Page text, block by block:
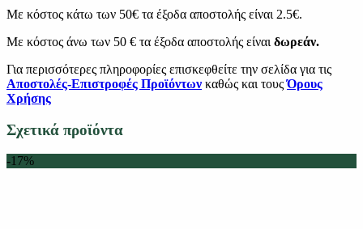
Με κόστος κάτω των 50€ τα έξοδα αποστολής είναι 2.5€.
Με κόστος άνω των 50 € τα έξοδα αποστολής είναι δωρεάν.
Για περισσότερες πληροφορίες επισκεφθείτε την σελίδα για τις
Αποστολές-Επιστροφές Προϊόντων καθώς και τουςΌρους
Χρήσης
Σχετικά προϊόντα
-17%